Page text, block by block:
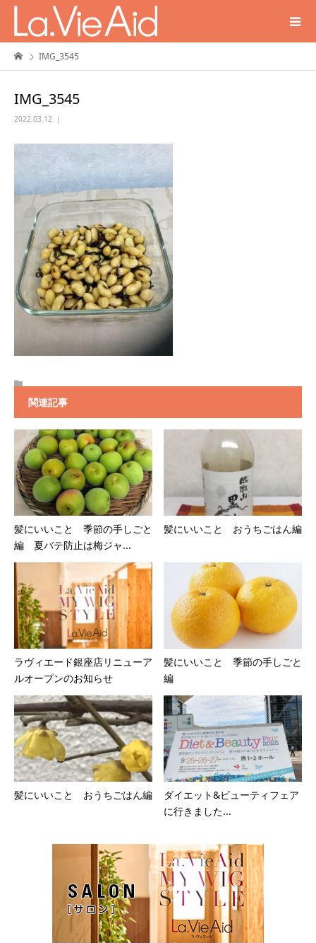
IMG_3545
IMG_3545
2022.03.12
関連記事
髪にいいこと 季節の手しごと
編 夏バテ防止は梅ジャ...
髪にいいこと おうちごはん編
ラヴィエード銀座店リニューア
ルオープンのお知らせ
髪にいいこと 季節の手しごと
編
髪にいいこと おうちごはん編
ダイエット&ビューティフェア
に行きました...